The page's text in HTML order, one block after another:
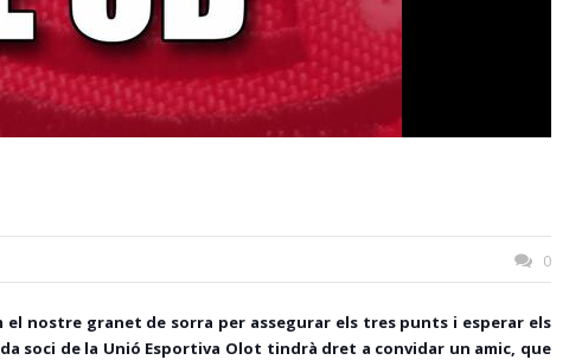
0
nostre granet de sorra per assegurar els tres punts i esperar els
soci de la Unió Esportiva Olot tindrà dret a convidar un amic, que